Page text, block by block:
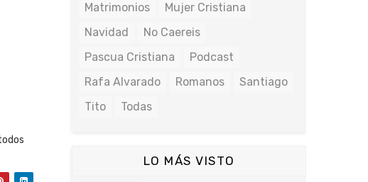
Matrimonios
Mujer Cristiana
Navidad
No Caereis
Pascua Cristiana
Podcast
Rafa Alvarado
Romanos
Santiago
Tito
Todas
LO MÁS VISTO